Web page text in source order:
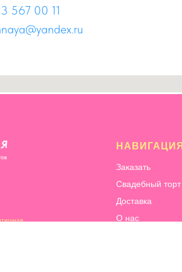
567 00 11
НАВИГАЦИЯ
Заказать
Свадебный торт
Доставка
О нас